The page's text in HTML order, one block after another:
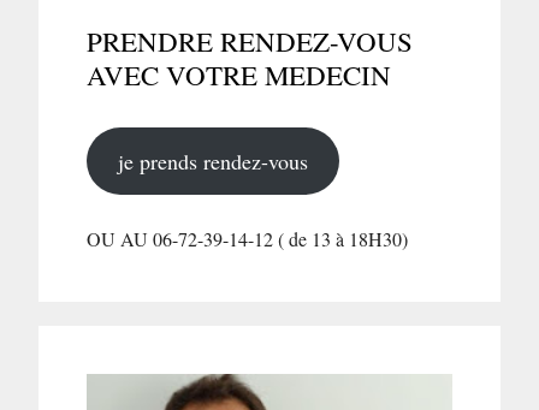
PRENDRE RENDEZ-VOUS
AVEC VOTRE MEDECIN
je prends rendez-vous
OU AU 06-72-39-14-12 ( de 13 à 18H30)